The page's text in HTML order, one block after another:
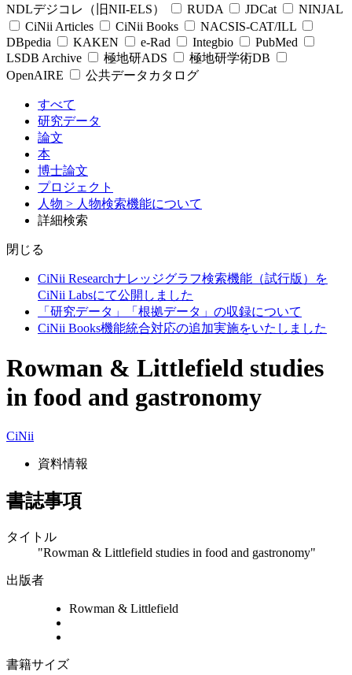
NDLデジコレ（旧NII-ELS）
RUDA JDCat
NINJAL
CiNii Articles
CiNii Books
NACSIS-CAT/ILL
DBpedia
KAKEN e-Rad Integbio
PubMed
LSDB Archive
極地研ADS
極地研学術DB
OpenAIRE
公共データカタログ
すべて
研究データ
論文
本
博士論文
プロジェクト
人物 > 人物検索機能について
詳細検索
閉じる
CiNii Researchナレッジグラフ検索機能（試行版）を
CiNii Labsにて公開しました
「研究データ」「根拠データ」の収録について
CiNii Books機能統合対応の追加実施をいたしました
Rowman & Littlefield studies
in food and gastronomy
CiNii
資料情報
書誌事項
タイトル
"Rowman & Littlefield studies in food and gastronomy"
出版者
Rowman & Littlefield
書籍サイズ